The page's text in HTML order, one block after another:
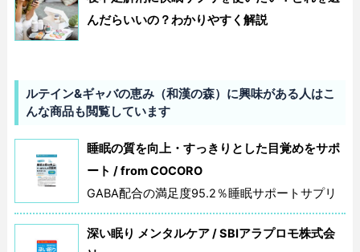
んだらいいの？わかりやすく解説
ルテイン&ギャバの恵み（和漢の森）に興味がある人はこ
んな商品も閲覧しています
睡眠の質を向上・すっきりとした目覚めをサポ
ート / from COCORO
GABA配合の満足度95.2％睡眠サポートサプリ
深い眠り メンタルケア / SBIアラプロモ株式会